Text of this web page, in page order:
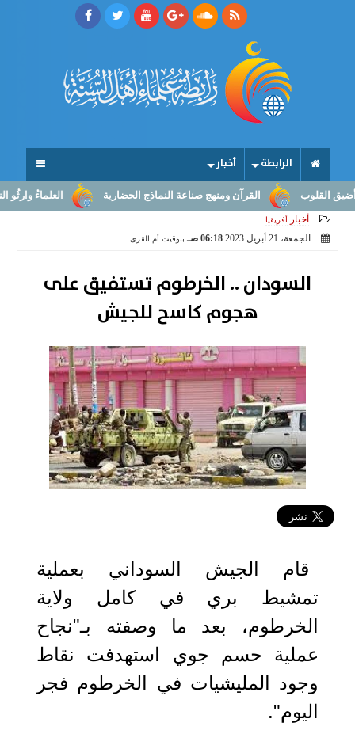
الرابطة أخبار
العلماءُ وارثُو القرآن ومنهج صناعة النماذج الحضارية
أخبار أفريقيا
الجمعة، 21 أبريل 2023 06:18 صـ بتوقيت أم القرى
السودان .. الخرطوم تستفيق على
هجوم كاسح للجيش
قام الجيش السوداني بعملية
تمشيط بري في كامل ولاية
الخرطوم، بعد ما وصفته بـ"نجاح
عملية حسم جوي استهدفت نقاط
وجود المليشيات في الخرطوم فجر
اليوم".